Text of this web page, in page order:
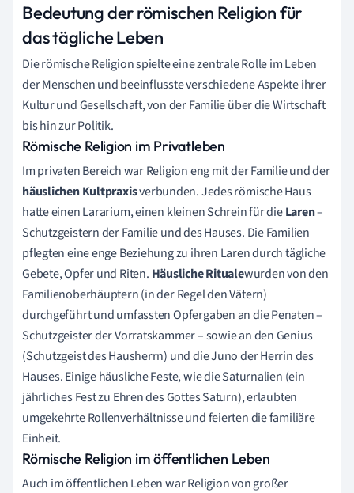
Bedeutung der römischen Religion für
das tägliche Leben
Die römische Religion spielte eine zentrale Rolle im Leben
der Menschen und beeinflusste verschiedene Aspekte ihrer
Kultur und Gesellschaft, von der Familie über die Wirtschaft
bis hin zur Politik.
Römische Religion im Privatleben
Im privaten Bereich war Religion eng mit der Familie und der
häuslichen Kultpraxisverbunden. Jedes römische Haus
hatte einen Lararium, einen kleinen Schrein für dieLaren–
Schutzgeistern der Familie und des Hauses. Die Familien
pflegten eine enge Beziehung zu ihren Laren durch tägliche
Gebete, Opfer und Riten. Häusliche Ritualewurden von den
Familienoberhäuptern (in der Regel den Vätern)
durchgeführt und umfassten Opfergaben an die Penaten –
Schutzgeister der Vorratskammer – sowie an den Genius
(Schutzgeist des Hausherrn) und die Juno der Herrin des
Hauses. Einige häusliche Feste, wie die Saturnalien (ein
jährliches Fest zu Ehren des Gottes Saturn), erlaubten
umgekehrte Rollenverhältnisse und feierten die familiäre
Einheit.
Römische Religion im öffentlichen Leben
Auch im öffentlichen Leben war Religion von großer